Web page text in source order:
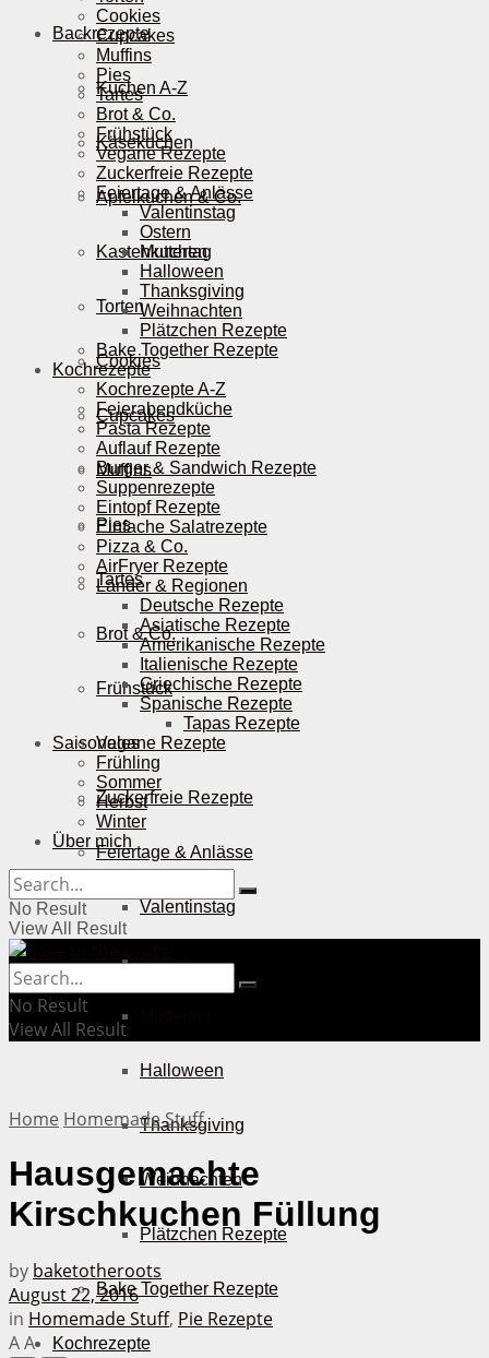
Backrezepte
Kuchen A-Z
Käsekuchen
Apfelkuchen & Co.
Kastenkuchen
Torten
Cookies
Cupcakes
Muffins
Pies
Tartes
Brot & Co.
Frühstück
Vegane Rezepte
Zuckerfreie Rezepte
Feiertage & Anlässe
Valentinstag
Ostern
Halloween
Thanksgiving
Weihnachten
Plätzchen Rezepte
Bake Together Rezepte
Kochrezepte
Cookies
Cupcakes
Muffins
Pies
Tartes
Brot & Co.
Frühstück
Vegane Rezepte
Zuckerfreie Rezepte
Feiertage & Anlässe
Valentinstag
Ostern
Muttertag
Halloween
Thanksgiving
Weihnachten
Plätzchen Rezepte
Bake Together Rezepte
Kochrezepte
Kochrezepte A-Z
Feierabendküche
Pasta Rezepte
Auflauf Rezepte
Burger & Sandwich Rezepte
Suppenrezepte
Eintopf Rezepte
Einfache Salatrezepte
Pizza & Co.
AirFryer Rezepte
Länder & Regionen
Deutsche Rezepte
Asiatische Rezepte
Amerikanische Rezepte
Italienische Rezepte
Griechische Rezepte
Spanische Rezepte
Tapas Rezepte
Saisonales
Frühling
Sommer
Herbst
Winter
Über mich
No Result
View All Result
No Result
View All Result
Home Homemade Stuff
Hausgemachte
Kirschkuchen Füllung
by baketotheroots
August 22, 2016
in Homemade Stuff, Pie Rezepte
AA